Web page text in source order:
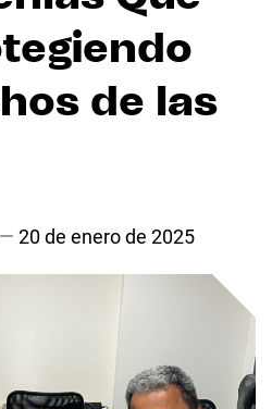
de las
20 de enero de 2025